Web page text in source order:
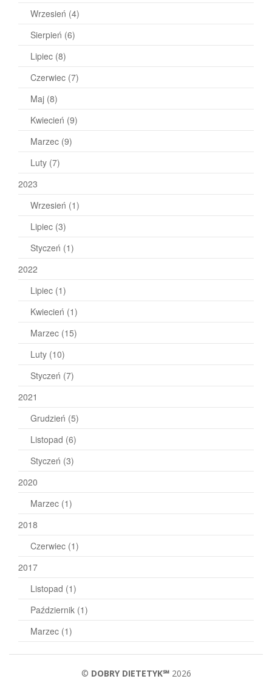
Wrzesień (4)
Sierpień (6)
Lipiec (8)
Czerwiec (7)
Maj (8)
Kwiecień (9)
Marzec (9)
Luty (7)
2023
Wrzesień (1)
Lipiec (3)
Styczeń (1)
2022
Lipiec (1)
Kwiecień (1)
Marzec (15)
Luty (10)
Styczeń (7)
2021
Grudzień (5)
Listopad (6)
Styczeń (3)
2020
Marzec (1)
2018
Czerwiec (1)
2017
Listopad (1)
Październik (1)
Marzec (1)
© DOBRY DIETETYK℠2026